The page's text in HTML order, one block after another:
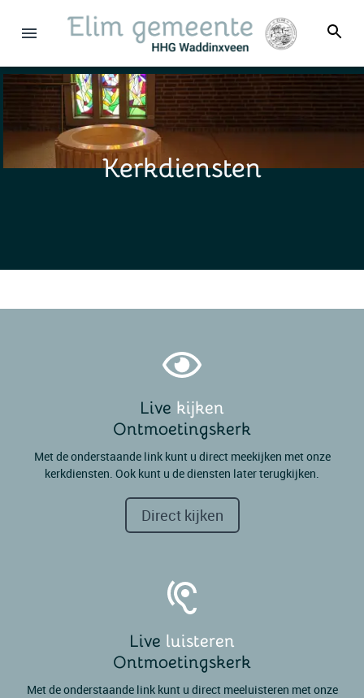
Kerkdiensten
Live kijken
Ontmoetingskerk
Met de onderstaande link kunt u direct meekijken met onze
kerkdiensten. Ook kunt u de diensten later terugkijken.
Direct kijken
Live luisteren
Ontmoetingskerk
Met de onderstaande link kunt u direct meeluisteren met onze